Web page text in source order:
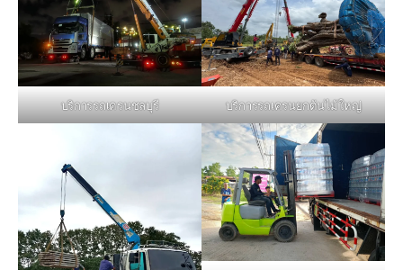
บริการรถเครนชลบุรี บริการรถเครนยกต้นไม้ใหญ่